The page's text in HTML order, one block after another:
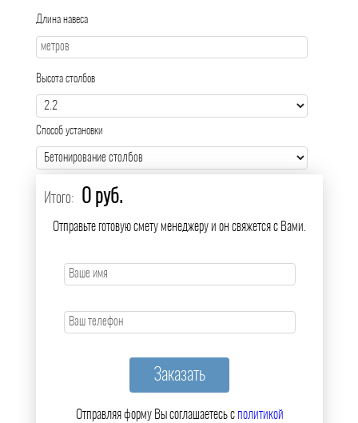
Длина навеса
Высота столбов
Способ установки
Итого: 0 руб.
Отправьте готовую смету менеджеру и он свяжется с Вами.
Отправляя форму Вы соглашаетесь сполитикой